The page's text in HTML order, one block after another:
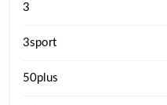
3
3sport
50plus